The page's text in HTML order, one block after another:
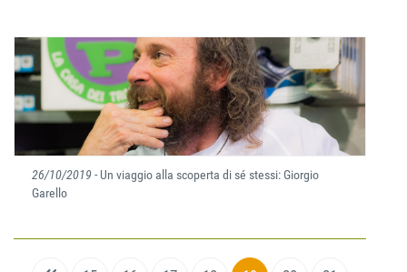
26/10/2019- Un viaggio alla scoperta di sé stessi: Giorgio
Garello